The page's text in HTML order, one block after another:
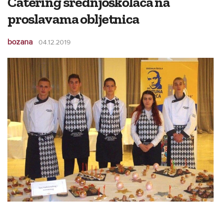
proslavama obljetnica
bozana 04.12.2019